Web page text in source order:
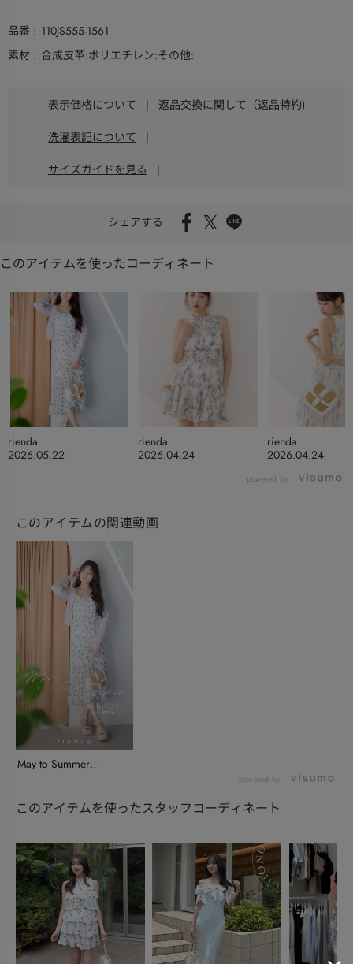
品番
110JS555-1561
素材
合成皮革:ポリエチレン:その他:
表示価格について | 返品交換に関して（返品特約)
洗濯表記について |
サイズガイドを見る |
シェアする
このアイテムを使ったコーディネート
2026.05.22
rienda
2026.04.24
rienda
2026.04.24
rienda
powered by
このアイテムの関連動画
May to Summer
powered by
このアイテムを使ったスタッフコーディネート